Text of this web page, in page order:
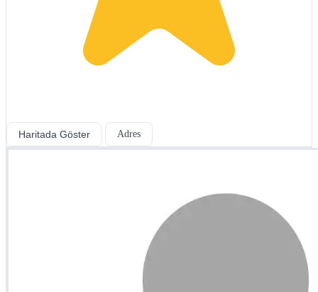
Haritada Göster Adres